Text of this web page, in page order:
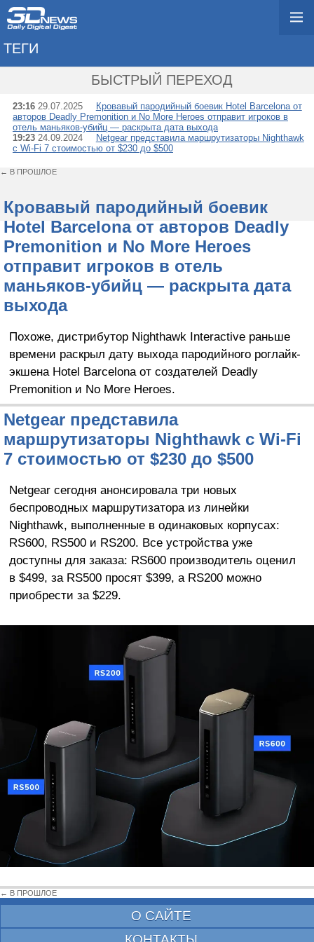
ТЕГИ
БЫСТРЫЙ ПЕРЕХОД
23:16 29.07.2025
Кровавый пародийный боевик Hotel Barcelona от
авторов Deadly Premonition и No More Heroes отправит игроков в
отель маньяков-убийц — раскрыта дата выхода
19:23 24.09.2024
Netgear представила маршрутизаторы Nighthawk
с Wi-Fi 7 стоимостью от $230 до $500
← В ПРОШЛОЕ
Кровавый пародийный боевик
Hotel Barcelona от авторов Deadly
Premonition и No More Heroes
отправит игроков в отель
маньяков-убийц — раскрыта дата
выхода
Похоже, дистрибутор Nighthawk Interactive раньше
времени раскрыл дату выхода пародийного роглайк-
экшена Hotel Barcelona от создателей Deadly
Premonition и No More Heroes.
Netgear представила
маршрутизаторы Nighthawk с Wi-Fi
7 стоимостью от $230 до $500
Netgear сегодня анонсировала три новых
беспроводных маршрутизатора из линейки
Nighthawk, выполненные в одинаковых корпусах:
RS600, RS500 и RS200. Все устройства уже
доступны для заказа: RS600 производитель оценил
в $499, за RS500 просят $399, а RS200 можно
приобрести за $229.
← В ПРОШЛОЕ
О САЙТЕ